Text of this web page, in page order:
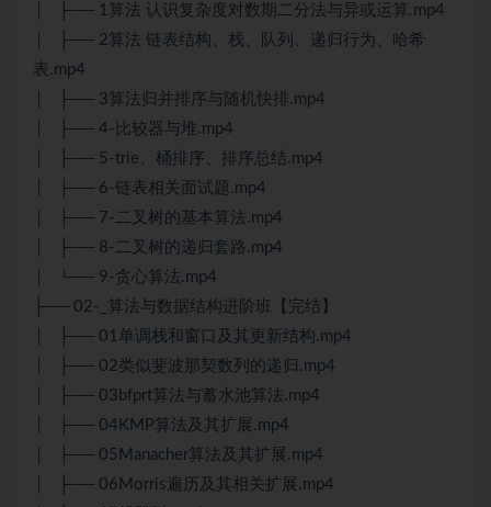
│ ├── 1算法 认识复杂度对数期二分法与异或运算.mp4
│ ├── 2算法 链表结构、栈、队列、递归行为、哈希
表.mp4
│ ├── 3算法归并排序与随机快排.mp4
│ ├── 4-比较器与堆.mp4
│ ├── 5-trie、桶排序、排序总结.mp4
│ ├── 6-链表相关面试题.mp4
│ ├── 7-二叉树的基本算法.mp4
│ ├── 8-二叉树的递归套路.mp4
│ └── 9-贪心算法.mp4
├── 02-_算法与数据结构进阶班【完结】
│ ├── 01单调栈和窗口及其更新结构.mp4
│ ├── 02类似斐波那契数列的递归.mp4
│ ├── 03bfprt算法与蓄水池算法.mp4
│ ├── 04KMP算法及其扩展.mp4
│ ├── 05Manacher算法及其扩展.mp4
│ ├── 06Morris遍历及其相关扩展.mp4